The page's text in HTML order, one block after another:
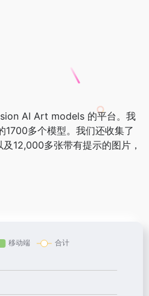
AI Art models 的平台。我
多个模型。我们还收集了
12,000多张带有提示的图片，